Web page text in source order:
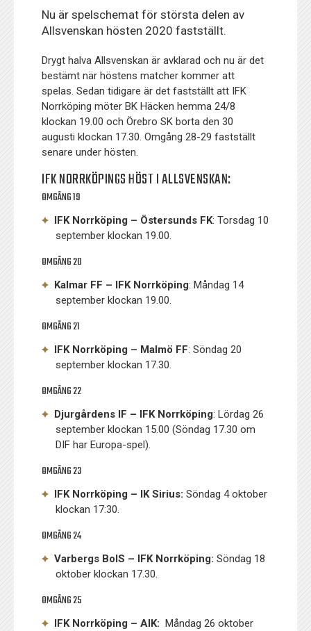
Nu är spelschemat för största delen av
Allsvenskan hösten 2020 fastställt.
Drygt halva Allsvenskan är avklarad och nu är det
bestämt när höstens matcher kommer att
spelas. Sedan tidigare är det fastställt att IFK
Norrköping möter BK Häcken hemma 24/8
klockan 19.00 och Örebro SK borta den 30
augusti klockan 17.30. Omgång 28-29 fastställt
senare under hösten.
IFK NORRKÖPINGS HÖST I ALLSVENSKAN:
OMGÅNG 19
IFK Norrköping – Östersunds FK: Torsdag 10
september klockan 19.00.
OMGÅNG 20
Kalmar FF – IFK Norrköping: Måndag 14
september klockan 19.00.
OMGÅNG 21
IFK Norrköping – Malmö FF: Söndag 20
september klockan 17.30.
OMGÅNG 22
Djurgårdens IF – IFK Norrköping: Lördag 26
september klockan 15.00 (Söndag 17.30 om
DIF har Europa-spel).
OMGÅNG 23
IFK Norrköping – IK Sirius:Söndag 4 oktober
klockan 17:30.
OMGÅNG 24
Varbergs BoIS – IFK Norrköping:Söndag 18
oktober klockan 17.30.
OMGÅNG 25
IFK Norrköping – AIK: Måndag 26 oktober